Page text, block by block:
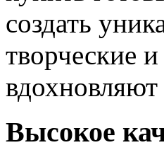
создать
творческие
Высокое